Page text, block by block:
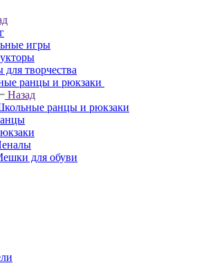
игры
творчества
ранцы и рюкзаки
Назад
ранцы и рюкзаки
для обуви